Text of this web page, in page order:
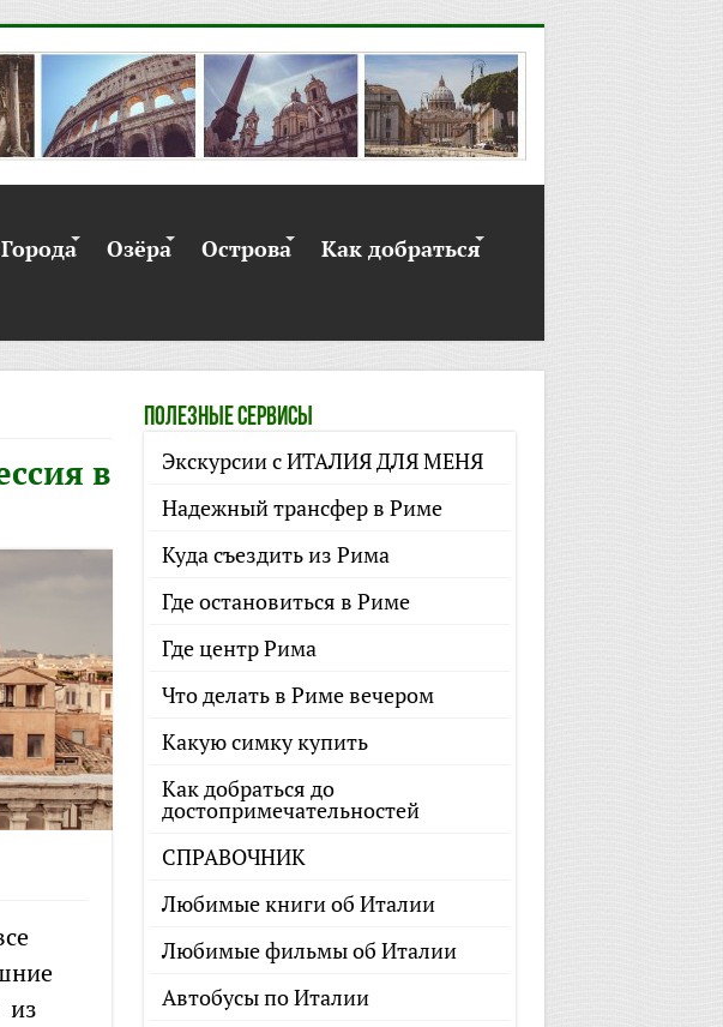
Города Озёра Острова
Как добраться
в
из
Полезные сервисы
Экскурсии с ИТАЛИЯ ДЛЯ МЕНЯ
Надежный трансфер в Риме
Куда съездить из Рима
Где остановиться в Риме
Где центр Рима
Что делать в Риме вечером
Какую симку купить
Как добраться до
достопримечательностей
СПРАВОЧНИК
Любимые книги об Италии
Любимые фильмы об Италии
Автобусы по Италии